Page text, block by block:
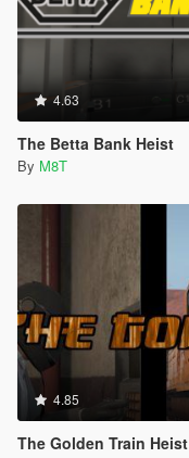
4.63
The Betta Bank Heist
By M8T
4.85
The Golden Train Heist